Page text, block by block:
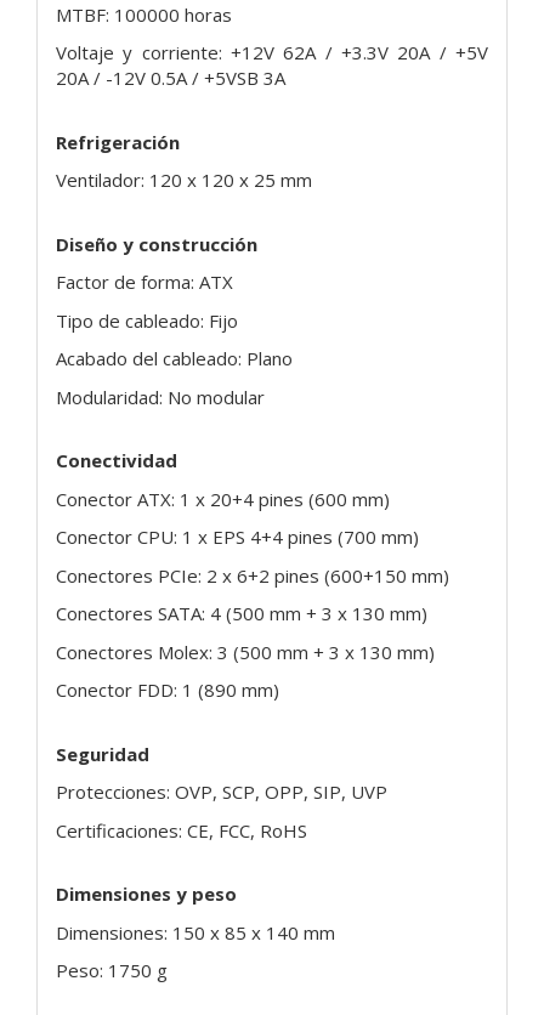
MTBF: 100000 horas
Voltaje y corriente: +12V 62A / +3.3V 20A / +5V
20A / -12V 0.5A / +5VSB 3A
Refrigeración
Ventilador: 120 x 120 x 25 mm
Diseño y construcción
Factor de forma: ATX
Tipo de cableado: Fijo
Acabado del cableado: Plano
Modularidad: No modular
Conectividad
Conector ATX: 1 x 20+4 pines (600 mm)
Conector CPU: 1 x EPS 4+4 pines (700 mm)
Conectores PCIe: 2 x 6+2 pines (600+150 mm)
Conectores SATA: 4 (500 mm + 3 x 130 mm)
Conectores Molex: 3 (500 mm + 3 x 130 mm)
Conector FDD: 1 (890 mm)
Seguridad
Protecciones: OVP, SCP, OPP, SIP, UVP
Certificaciones: CE, FCC, RoHS
Dimensiones y peso
Dimensiones: 150 x 85 x 140 mm
Peso: 1750 g